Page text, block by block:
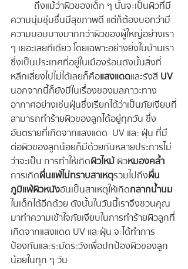
ความนุ่มชุ่มชื่นมีสุขภาพดี แต่ก็ต้องบอกว่ามี
ความบอบบางมากกว่าผิวของผู้ใหญ่อย่างเรา
ๆ เยอะเลยทีเดียว โดยเฉพาะอย่างยิ่งในบ้านเรา
ซึ่งเป็นประเทศที่อยู่ในเมืองร้อนดังนั้นสิ่งที่
หลีกเลี่ยงไปไม่ได้เลยก็คือแสงแดดและรังสี UV
นอกจากนี้ก็ยังมีในเรื่องของมลภาวะทาง
อากาศอย่างเช่นฝุ่นซึ่งเรียกได้ว่าเป็นภัยเงียบที่
สามารถทำร้ายผิวของลูกได้อยู่ทุกวัน ซึ่ง
อันตรายที่เกิดจากแสงแดด  UV และ ฝุ่น ที่มี
ต่อผิวของลูกน้อยก็มีด้วยกันหลายประการไม่
ว่าจะเป็น การทำให้เกิดผิวไหม้ ผิวหมองคล้ำ
การเกิดผื่นแพ้ไม่ทราบสาเหตุรวมไปถึงผื่น
ภูมิแพ้ผิวหนังอันเป็นสาเหตุให้เกิดกลากน้ำนม
ในเด็กได้อีกด้วย ดังนั้นในวันนี้เราจึงชวนคุณ
มาทำความเข้าใจภัยเงียบในการทำร้ายผิวลูกที่
เกิดจากแสงแดด UV และฝุ่น จะได้ทำการ
ป้องกันและระมัดระวังเพื่อปกป้องผิวของลูก
น้อยในทุก ๆ วัน